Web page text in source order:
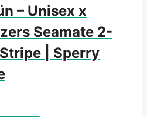
– Unisex x
Seamate 2-
| Sperry